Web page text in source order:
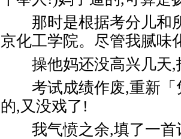
那时是根据考分儿和
京化工学院。尽管我腻味
操他妈还没高兴几天
考试成绩作废,重新
的,又没戏了!
我气愤之余,填了一